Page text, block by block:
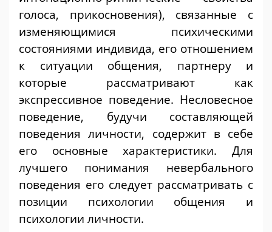
голоса, прикосновения), связанные с
изменяющимися психическими
состояниями индивида, его отношением
к ситуации общения, партнеру и
которые рассматривают как
экспрессивное поведение. Несловесное
поведение, будучи составляющей
поведения личности, содержит в себе
его основные характеристики. Для
лучшего понимания невербального
поведения его следует рассматривать с
позиции психологии общения и
психологии личности.